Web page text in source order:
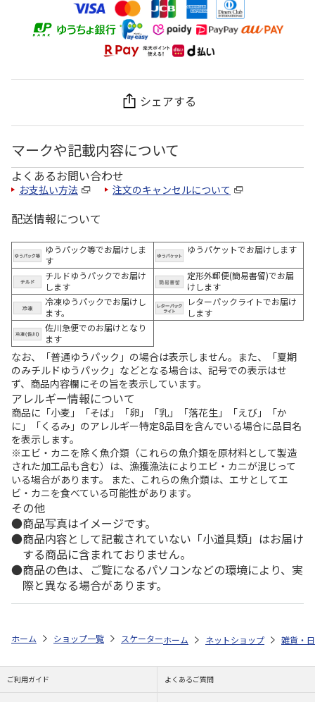
シェアする
マークや記載内容について
よくあるお問い合わせ
お支払い方法 注文のキャンセルについて
配送情報について
ゆうパック等でお届けしま
す
ゆうパケットでお届けします
チルドゆうパックでお届け
します
定形外郵便(簡易書留)でお届
けします
冷凍ゆうパックでお届けし
ます。
レターパックライトでお届け
します
佐川急便でのお届けとなり
ます
なお、「普通ゆうパック」の場合は表示しません。また、「夏期
のみチルドゆうパック」などとなる場合は、記号での表示はせ
ず、商品内容欄にその旨を表示しています。
アレルギー情報について
商品に「小麦」「そば」「卵」「乳」「落花生」「えび」「か
に」「くるみ」のアレルギー特定8品目を含んでいる場合に品目名
を表示します。
※エビ・カニを除く魚介類（これらの魚介類を原材料として製造
された加工品も含む）は、漁獲漁法によりエビ・カニが混じって
いる場合があります。 また、これらの魚介類は、エサとしてエ
ビ・カニを食べている可能性があります。
その他
商品写真はイメージです。
商品内容として記載されていない「小道具類」はお届け
する商品に含まれておりません。
商品の色は、ご覧になるパソコンなどの環境により、実
際と異なる場合があります。
ホーム ショップ一覧 スケーター 超軽量ロック付ワンプッシュダイ
ホーム ネットショップ 雑貨・
ご利用ガイド よくあるご質問